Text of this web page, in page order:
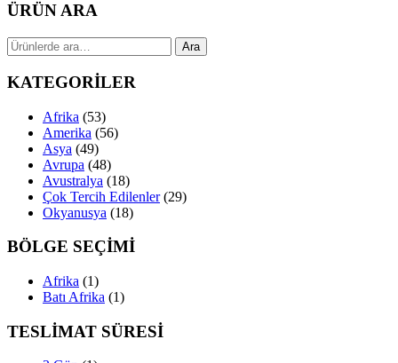
ÜRÜN ARA
Ara: Ara
KATEGORİLER
Afrika (53)
Amerika (56)
Asya (49)
Avrupa (48)
Avustralya (18)
Çok Tercih Edilenler (29)
Okyanusya (18)
BÖLGE SEÇİMİ
Afrika (1)
Batı Afrika (1)
TESLİMAT SÜRESİ